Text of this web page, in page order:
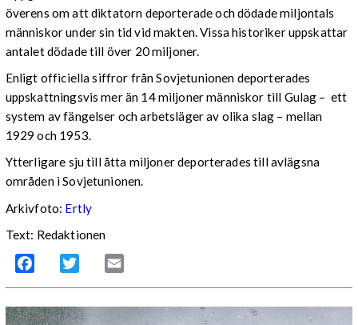
överens om att diktatorn deporterade och dödade miljontals
människor under sin tid vid makten. Vissa historiker uppskattar
antalet dödade till över 20 miljoner.
Enligt officiella siffror från Sovjetunionen deporterades
uppskattningsvis mer än 14 miljoner människor till Gulag – ett
system av fängelser och arbetsläger av olika slag – mellan
1929 och 1953.
Ytterligare sju till åtta miljoner deporterades till avlägsna
områden i Sovjetunionen.
Arkivfoto: Ertly
Text: Redaktionen
Facebook Twitter